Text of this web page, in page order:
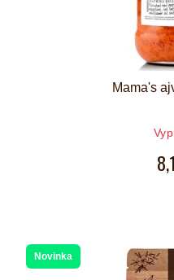
Mama's
Novinka